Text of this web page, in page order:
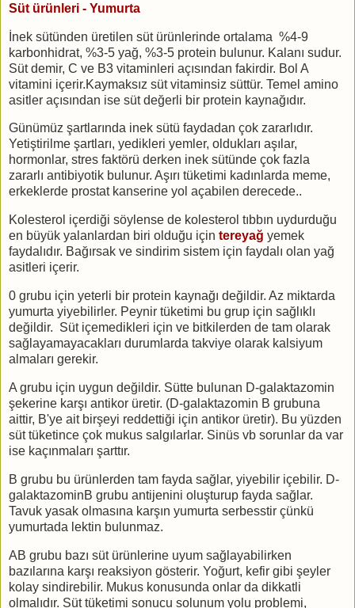
Süt ürünleri - Yumurta
İnek sütünden üretilen süt ürünlerinde ortalama %4-9
karbonhidrat, %3-5 yağ, %3-5 protein bulunur. Kalanı sudur.
Süt demir, C ve B3 vitaminleri açısından fakirdir. Bol A
vitamini içerir.Kaymaksız süt vitaminsiz süttür. Temel amino
asitler açısından ise süt değerli bir protein kaynağıdır.
Günümüz şartlarında inek sütü faydadan çok zararlıdır.
Yetiştirilme şartları, yedikleri yemler, oldukları aşılar,
hormonlar, stres faktörü derken inek sütünde çok fazla
zararlı antibiyotik bulunur. Aşırı tüketimi kadınlarda meme,
erkeklerde prostat kanserine yol açabilen derecede..
Kolesterol içerdiği söylense de kolesterol tıbbın uydurduğu
en büyük yalanlardan biri olduğu için tereyağ yemek
faydalıdır. Bağırsak ve sindirim sistem için faydalı olan yağ
asitleri içerir.
0 grubu için yeterli bir protein kaynağı değildir. Az miktarda
yumurta yiyebilirler. Peynir tüketimi bu grup için sağlıklı
değildir. Süt içemedikleri için ve bitkilerden de tam olarak
sağlayamayacakları durumlarda takviye olarak kalsiyum
almaları gerekir.
A grubu için uygun değildir. Sütte bulunan D-galaktazomin
şekerine karşı antikor üretir. (D-galaktazomin B grubuna
aittir, B'ye ait birşeyi reddettiği için antikor üretir). Bu yüzden
süt tüketince çok mukus salgılarlar. Sinüs vb sorunlar da var
ise kaçınmaları şarttır.
B grubu bu ürünlerden tam fayda sağlar, yiyebilir içebilir. D-
galaktazominB grubu antijenini oluşturup fayda sağlar.
Tavuk yasak olmasına karşın yumurta serbesstir çünkü
yumurtada lektin bulunmaz.
AB grubu bazı süt ürünlerine uyum sağlayabilirken
bazılarına karşı reaksiyon gösterir. Yoğurt, kefir gibi şeyler
kolay sindirebilir. Mukus konusunda onlar da dikkatli
olmalıdır. Süt tüketimi sonucu solunum yolu problemi,